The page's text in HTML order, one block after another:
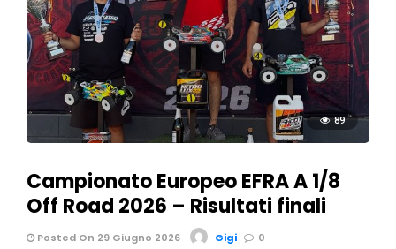
89
Campionato Europeo EFRA A 1/8
Off Road 2026 – Risultati finali
Posted On 29 Giugno 2026 Gigi 0